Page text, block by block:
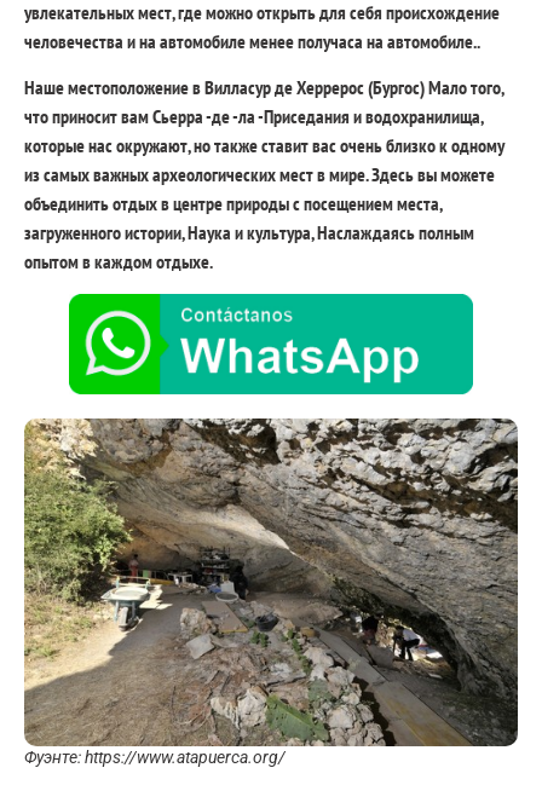
увлекательных мест, где можно открыть для себя происхождение
человечества и на автомобиле менее получаса на автомобиле..
Наше местоположение в Вилласур де Херрерос (Бургос) Мало того,
что приносит вам Сьерра -де -ла -Приседания и водохранилища,
которые нас окружают, но также ставит вас очень близко к одному
из самых важных археологических мест в мире. Здесь вы можете
объединить отдых в центре природы с посещением места,
загруженного истории, Наука и культура, Наслаждаясь полным
опытом в каждом отдыхе.
Фуэнте: https://www.atapuerca.org/